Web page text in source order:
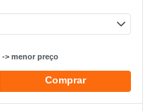
> menor preço
Comprar